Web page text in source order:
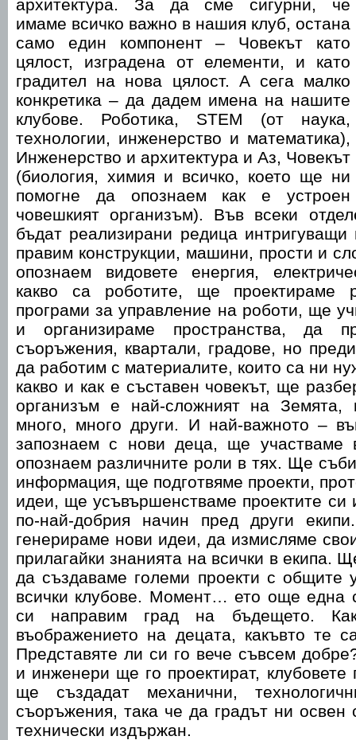
архитектура. За да сме сигурни, че
имаме всичко важно в нашия клуб, остана
само един компонент – Човекът като
цялост, изградена от елементи, и като
градител на нова цялост. А сега малко
конкретика – да дадем имена на нашите
клубове. Роботика, STEM (от наука,
технологии, инженерство и математика),
Инженерство и архитектура и Аз, Човекът
(биология, химия и всичко, което ще ни
помогне да опознаем как е устроен
човешкият организъм). Във всеки
бъдат реализирани редица
правим конструкции, машини, прости и
опознаем видовете енергия,
какво са роботите, ще проектираме
програми за управление на роботи, ще
и организираме пространства, да
съоръжения, квартали, градове, но
да работим с материалите, които са ни
какво и как е съставен човекът, ще
организъм е най-сложният на Земята,
много, много други. И най-важното –
запознаем с нови деца, ще участваме
опознаем различните роли в тях. Ще
информация, ще подготвяме проекти,
идеи, ще усъвършенстваме проектите си
по-най-добрия начин пред други
генерираме нови идеи, да измисляме
прилагайки знанията на всички в екипа.
да създаваме големи проекти с общите
всички клубове. Момент… ето още една
си направим град на бъдещето.
въображението на децата, какъвто те
Представяте ли си го вече съвсем
и инженери ще го проектират, клубовете
ще създадат механични,
съоръжения, така че да градът ни освен
технически издържан.